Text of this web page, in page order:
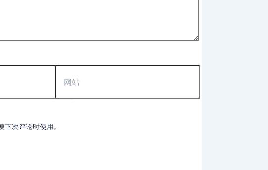
次评论时使用。